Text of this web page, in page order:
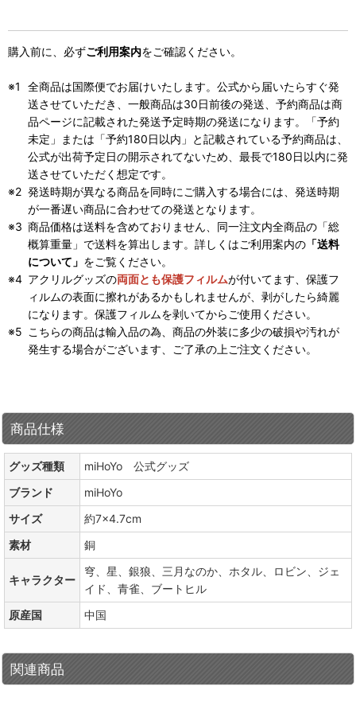
購入前に、必ずご利用案内をご確認ください。
全商品は国際便でお届けいたします。公式から届いたらすぐ発
送させていただき、一般商品は30日前後の発送、予約商品は商
品ページに記載された発送予定時期の発送になります。「予約
未定」または「予約180日以内」と記載されている予約商品は、
公式が出荷予定日の開示されてないため、最長で180日以内に発
送させていただく想定です。
発送時期が異なる商品を同時にご購入する場合には、発送時期
が一番遅い商品に合わせての発送となります。
商品価格は送料を含めておりません、同一注文内全商品の「総
概算重量」で送料を算出します。詳しくはご利用案内の 「送料
について」 をご覧ください。
アクリルグッズの両面とも保護フィルムが付いてます、保護フ
ィルムの表面に擦れがあるかもしれませんが、剥がしたら綺麗
になります。保護フィルムを剥いてからご使用ください。
こちらの商品は輸入品の為、商品の外装に多少の破損や汚れが
発生する場合がございます、ご了承の上ご注文ください。
商品仕様
グッズ種類
miHoYo 公式グッズ
ブランド
miHoYo
サイズ
約7×4.7cm
素材
銅
キャラクター
穹、星、銀狼、三月なのか、ホタル、ロビン、ジェ
イド、青雀、ブートヒル
原産国
中国
関連商品